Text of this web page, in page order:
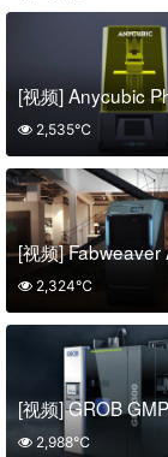
2,535℃
2,324℃
2,988℃